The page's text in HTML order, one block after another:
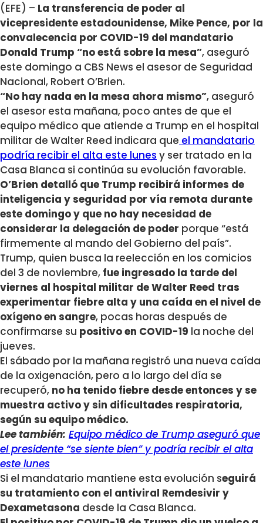
(EFE) – La transferencia de poder al
vicepresidente estadounidense, Mike Pence, por la
convalecencia por COVID-19 del mandatario
Donald Trump “no está sobre la mesa”, aseguró
este domingo a CBS News el asesor de Seguridad
Nacional, Robert O’Brien.
“No hay nada en la mesa ahora mismo”, aseguró
el asesor esta mañana, poco antes de que el
equipo médico que atiende a Trump en el hospital
militar de Walter Reed indicara que el mandatario
podría recibir el alta este lunes y ser tratado en la
Casa Blanca si continúa su evolución favorable.
O’Brien detalló que Trump recibirá informes de
inteligencia y seguridad por vía remota durante
este domingo y que no hay necesidad de
considerar la delegación de poder porque “está
firmemente al mando del Gobierno del país”.
Trump, quien busca la reelección en los comicios
del 3 de noviembre, fue ingresado la tarde del
viernes al hospital militar de Walter Reed tras
experimentar fiebre alta y una caída en el nivel de
oxígeno en sangre, pocas horas después de
confirmarse su positivo en COVID-19 la noche del
jueves.
El sábado por la mañana registró una nueva caída
de la oxigenación, pero a lo largo del día se
recuperó, no ha tenido fiebre desde entonces y se
muestra activo y sin dificultades respiratoria,
según su equipo médico.
Lee también: Equipo médico de Trump aseguró que
el presidente “se siente bien” y podría recibir el alta
este lunes
Si el mandatario mantiene esta evolución seguirá
su tratamiento con el antiviral Remdesivir y
Dexametasona desde la Casa Blanca.